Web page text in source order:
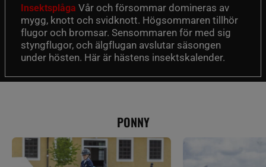
Insektsplåga Vår och försommar domineras av
mygg, knott och svidknott. Högsommaren tillhör
flugor och bromsar. Sensommaren för med sig
styngflugor, och älgflugan avslutar säsongen
under hösten. Här är hästens insektskalender.
PONNY